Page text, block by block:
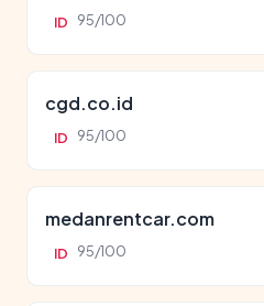
ID 95/100
cgd.co.id
ID 95/100
medanrentcar.com
ID 95/100